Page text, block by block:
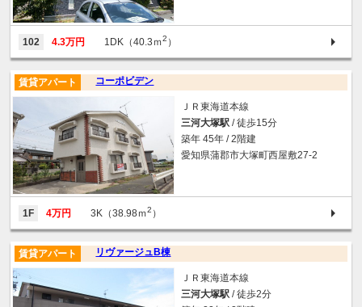
102 4.3万円 1DK（40.3ｍ2 ）
コーポビデン
賃貸アパート
ＪＲ東海道本線
三河大塚駅 / 徒歩15分
築年 45年 / 2階建
愛知県蒲郡市大塚町西屋敷27-2
1F 4万円 3K（38.98ｍ2 ）
リヴァージュB棟
賃貸アパート
ＪＲ東海道本線
三河大塚駅 / 徒歩2分